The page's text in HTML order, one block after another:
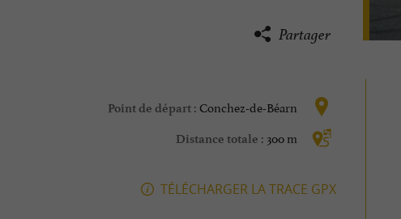
Partager
Point de départ : Conchez-de-Béarn
Distance totale : 300 m
TÉLÉCHARGER LA TRACE GPX